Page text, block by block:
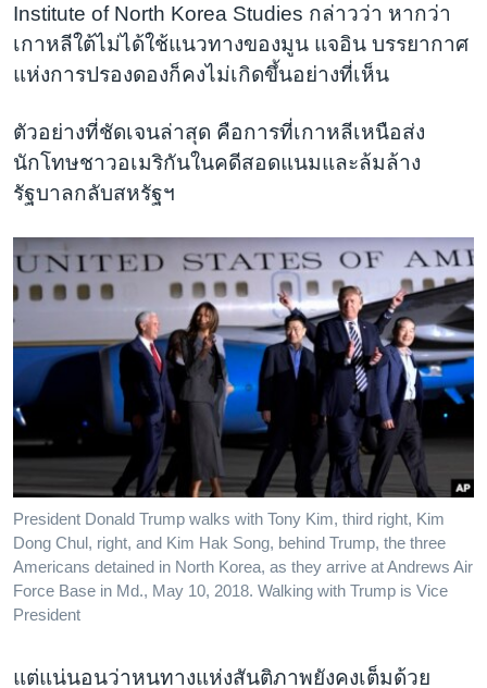
Institute of North Korea Studies กล่าวว่า หากว่า
เกาหลีใต้ไม่ได้ใช้แนวทางของมูน แจอิน บรรยากาศ
แห่งการปรองดองก็คงไม่เกิดขึ้นอย่างที่เห็น
ตัวอย่างที่ชัดเจนล่าสุด คือการที่เกาหลีเหนือส่ง
นักโทษชาวอเมริกันในคดีสอดแนมและล้มล้าง
รัฐบาลกลับสหรัฐฯ
President Donald Trump walks with Tony Kim, third right, Kim
Dong Chul, right, and Kim Hak Song, behind Trump, the three
Americans detained in North Korea, as they arrive at Andrews Air
Force Base in Md., May 10, 2018. Walking with Trump is Vice
President
แต่แน่นอนว่าหนทางแห่งสันติภาพยังคงเต็มด้วย